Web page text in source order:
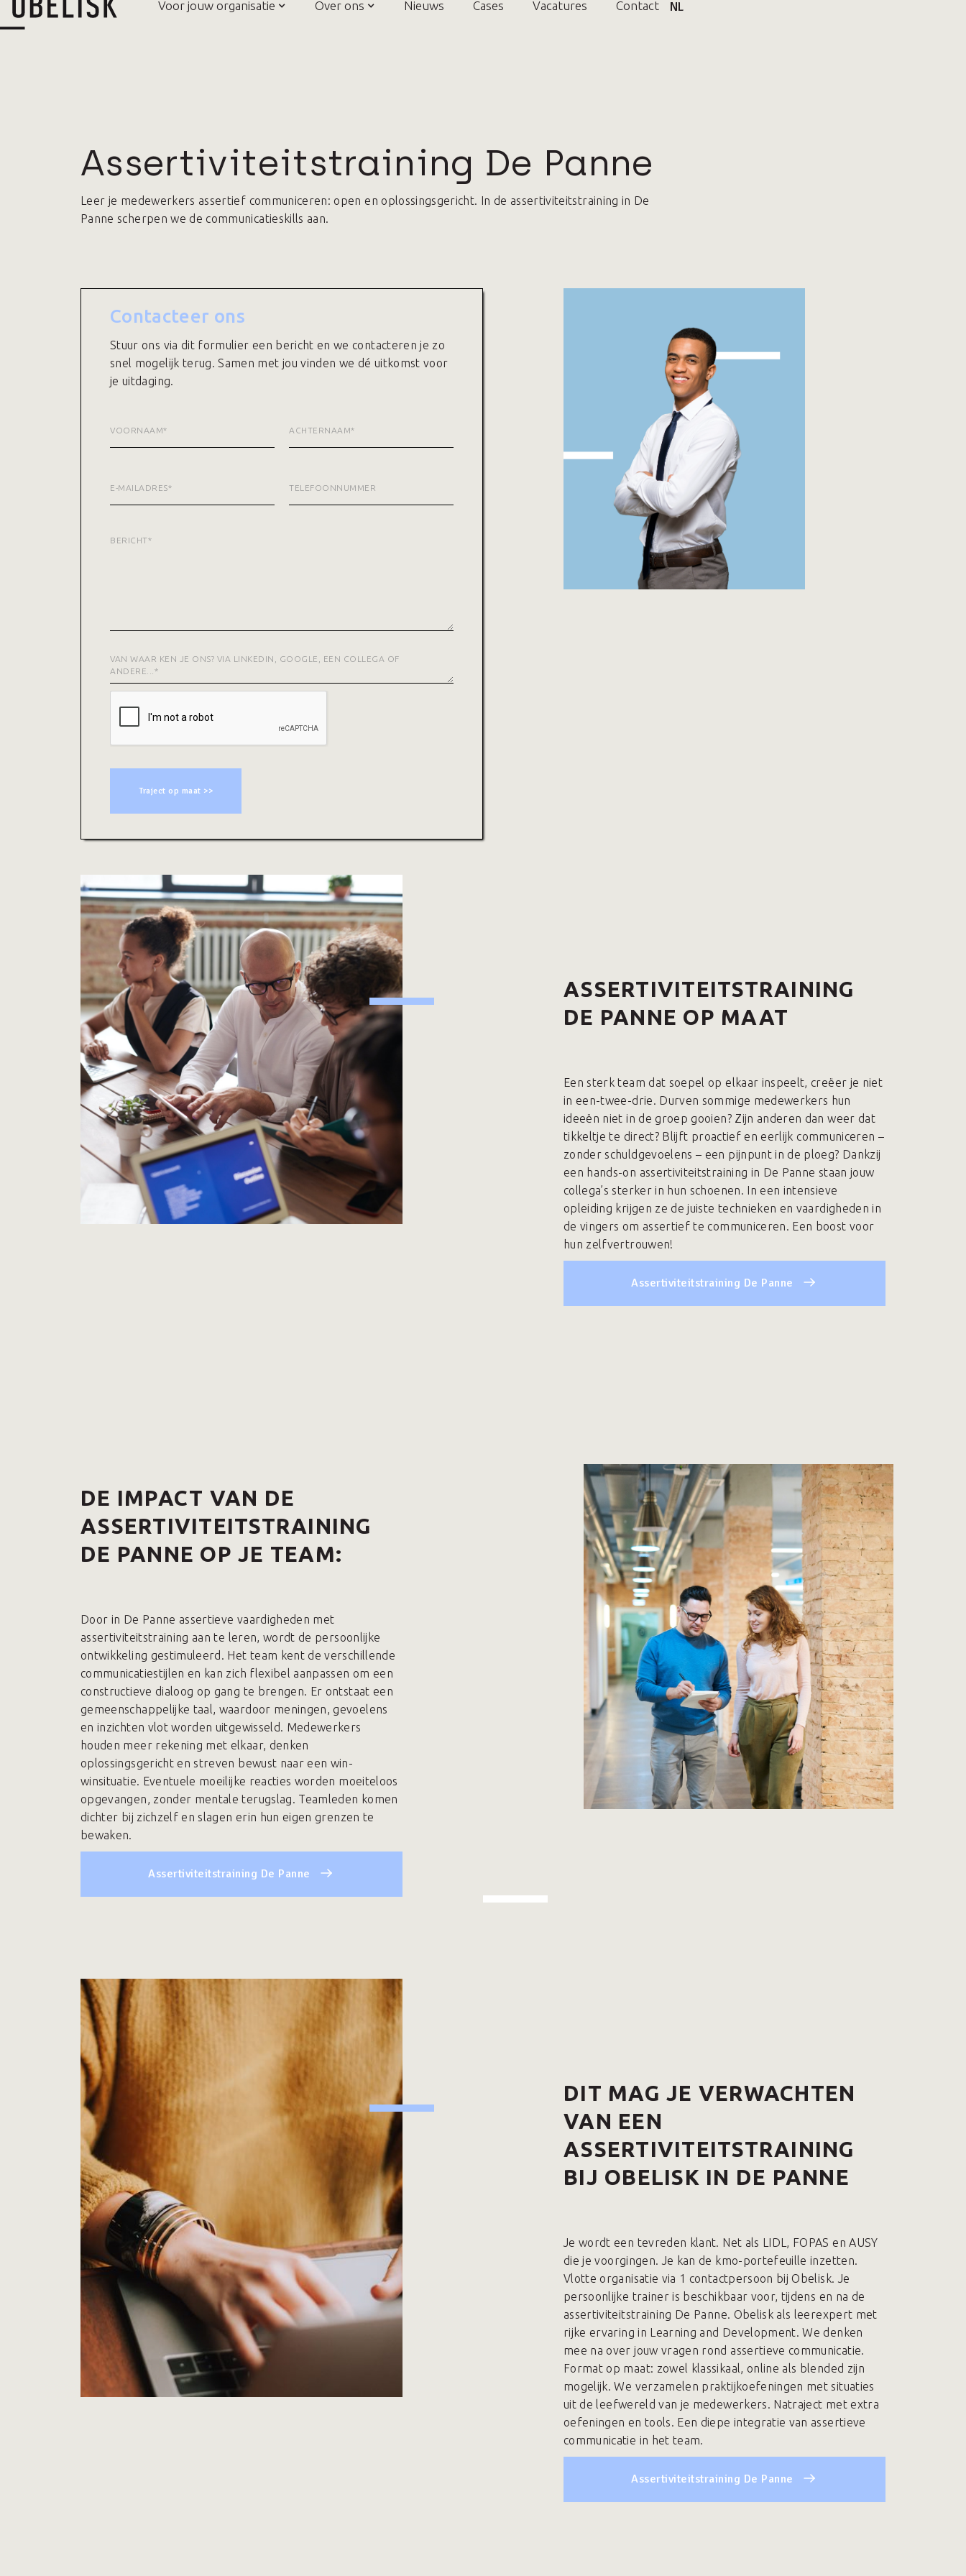
Voor jouw organisatie Over ons Nieuws Cases Vacatures Contact NL
Assertiviteitstraining De Panne
Leer je medewerkers assertief communiceren: open en oplossingsgericht. In de assertiviteitstraining in De
Panne scherpen we de communicatieskills aan.
Contacteer ons
Stuur ons via dit formulier een bericht en we contacteren je zo
snel mogelijk terug. Samen met jou vinden we dé uitkomst voor
je uitdaging.
ASSERTIVITEITSTRAINING
DE PANNE OP MAAT
Een sterk team dat soepel op elkaar inspeelt, creëer je niet
in een-twee-drie. Durven sommige medewerkers hun
ideeën niet in de groep gooien? Zijn anderen dan weer dat
tikkeltje te direct? Blijft proactief en eerlijk communiceren –
zonder schuldgevoelens – een pijnpunt in de ploeg? Dankzij
een hands-on assertiviteitstraining in De Panne staan jouw
collega’s sterker in hun schoenen. In een intensieve
opleiding krijgen ze de juiste technieken en vaardigheden in
de vingers om assertief te communiceren. Een boost voor
hun zelfvertrouwen!
Assertiviteitstraining De Panne
DE IMPACT VAN DE
ASSERTIVITEITSTRAINING
DE PANNE OP JE TEAM:
Door in De Panne assertieve vaardigheden met
assertiviteitstraining aan te leren, wordt de persoonlijke
ontwikkeling gestimuleerd. Het team kent de verschillende
communicatiestijlen en kan zich flexibel aanpassen om een
constructieve dialoog op gang te brengen. Er ontstaat een
gemeenschappelijke taal, waardoor meningen, gevoelens
en inzichten vlot worden uitgewisseld. Medewerkers
houden meer rekening met elkaar, denken
oplossingsgericht en streven bewust naar een win-
winsituatie. Eventuele moeilijke reacties worden moeiteloos
opgevangen, zonder mentale terugslag. Teamleden komen
dichter bij zichzelf en slagen erin hun eigen grenzen te
bewaken.
Assertiviteitstraining De Panne
DIT MAG JE VERWACHTEN
VAN EEN
ASSERTIVITEITSTRAINING
BIJ OBELISK IN DE PANNE
Je wordt een tevreden klant. Net als LIDL, FOPAS en AUSY
die je voorgingen. Je kan de kmo-portefeuille inzetten.
Vlotte organisatie via 1 contactpersoon bij Obelisk. Je
persoonlijke trainer is beschikbaar voor, tijdens en na de
assertiviteitstraining De Panne. Obelisk als leerexpert met
rijke ervaring in Learning and Development. We denken
mee na over jouw vragen rond assertieve communicatie.
Format op maat: zowel klassikaal, online als blended zijn
mogelijk. We verzamelen praktijkoefeningen met situaties
uit de leefwereld van je medewerkers. Natraject met extra
oefeningen en tools. Een diepe integratie van assertieve
communicatie in het team.
Assertiviteitstraining De Panne